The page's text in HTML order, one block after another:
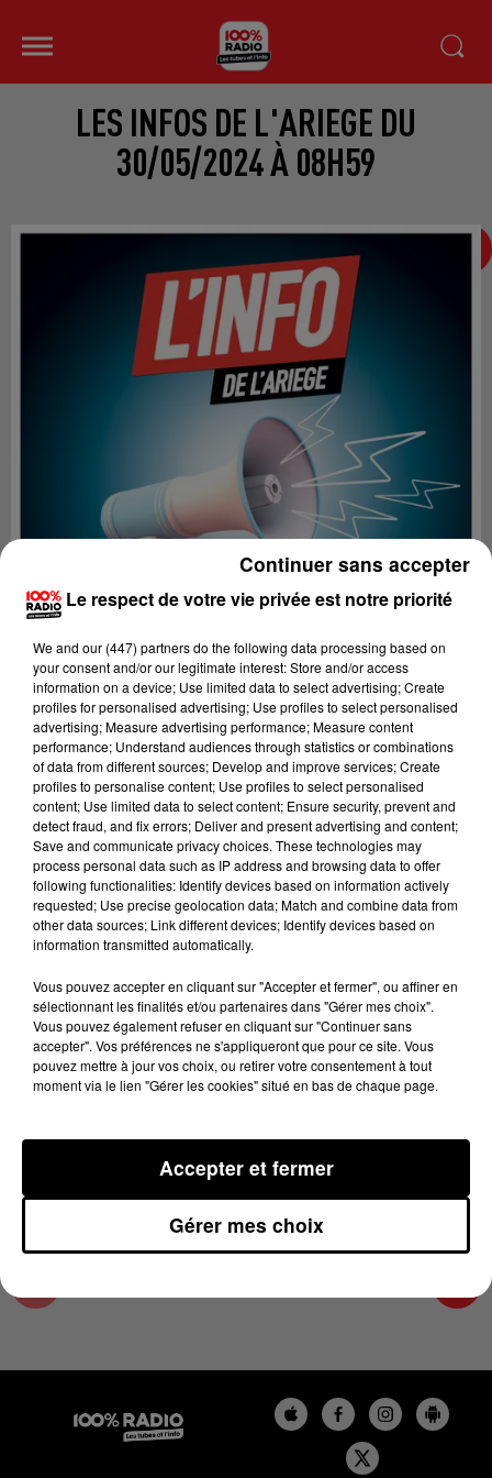
LES INFOS DE L'ARIEGE DU
30/05/2024 À 08H59
Lecture (4 min 19 sec)
100%
100% Radio les infos de l'Ariege
30 mai 2024 - 4 min 19 sec
LES INFOS DE L'ARIEGE DU 30/05/2024 À
08H59
Podcasts infos de l'Ariège
Le respect de votre vie privée est notre priorité
We and our (447) partnersdo the following data processing based on
your consent and/or our legitimate interest: Store and/or access
information on a device; Use limited data to select advertising; Create
profiles for personalised advertising; Use profiles to select personalised
advertising; Measure advertising performance; Measure content
performance; Understand audiences through statistics or combinations
of data from different sources; Develop and improve services; Create
profiles to personalise content; Use profiles to select personalised
content; Use limited data to select content; Ensure security, prevent and
detect fraud, and fix errors; Deliver and present advertising and content;
Save and communicate privacy choices. These technologies may
process personal data such as IP address and browsing data to offer
following functionalities: Identify devices based on information actively
requested; Use precise geolocation data; Match and combine data from
other data sources; Link different devices; Identify devices based on
information transmitted automatically.
Vous pouvez accepter en cliquant sur "Accepter et fermer", ou affiner en
sélectionnant les finalités et/ou partenaires dans "Gérer mes choix".
Vous pouvez également refuser en cliquant sur "Continuer sans
accepter". Vos préférences ne s'appliqueront que pour ce site. Vous
pouvez mettre à jour vos choix, ou retirer votre consentement à tout
moment via le lien "Gérer les cookies" situé en bas de chaque page.
Gérer mes choix
Accepter et fermer
Continuer sans accepter